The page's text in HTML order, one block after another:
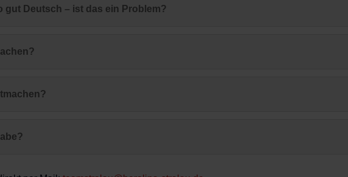
gut Deutsch – ist das ein Problem?